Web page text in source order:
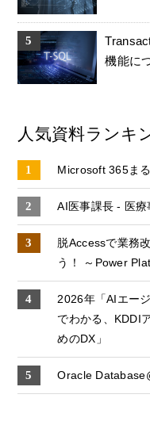
機能に
人気資料ランキ
Microsoft 365ま
AI医事課長 - 医
脱Accessで業務
う！ ～Power
2026年「AIエー
でわかる、KDDI
めのDX」
Oracle